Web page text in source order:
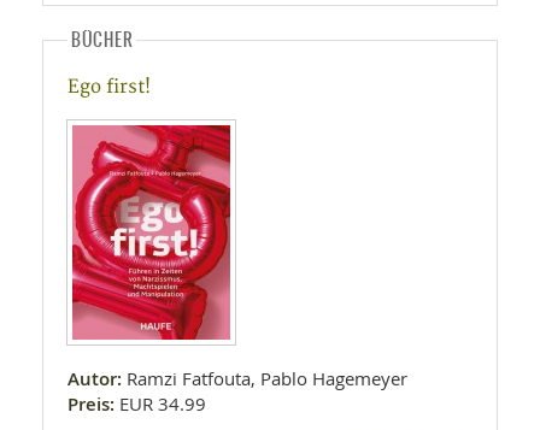
BÜCHER
Ego first!
Autor: Ramzi Fatfouta, Pablo Hagemeyer
Preis: EUR 34.99